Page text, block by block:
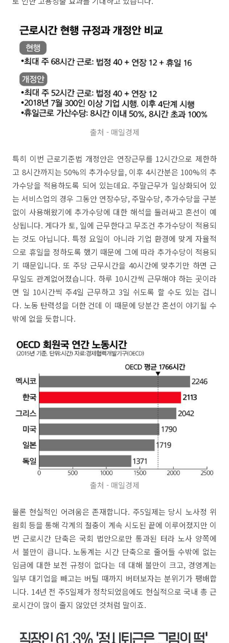
출처 - 매일경제
특히 이번 근로기준법 개정안은 연장근무를 12시간으로 제한하
고 8시간까지는 50%의 추가수당을, 이후 4시간분은 100%의 추
가수당을 적용하도록 되어 있는데요. 주말근무가 일상화되어 있
는 서비스업의 경우 그동안 연장수당, 주말수당, 추가수당을 구분
없이 사용해왔기에 추가수당에 대한 해석을 둘러싸고 혼선이 예
상됩니다. 게다가 토, 일에 근무한다고 무조건 추가수당이 적용되
는 것도 아닙니다. 특정 요일이 아니라 기업 환경에 맞게 자율적
으로 휴일을 정하도록 했기 때문에 그에 따라 추가수당이 적용되
기 때문입니다. 또 주당 근무시간을 40시간에 맞추기만 하면 근
무일도 관계없어졌습니다. 하루 10시간씩 근무해야 하는 곳이라
면 일 10시간씩 주4일 근무하고 3일 쉬도록 할 수도 있는 겁니
다. 노동 탄력성을 더한 건데 이 때문에 당분간 혼선이 야기될 수
밖에 없을 듯합니다.
출처 - 매일경제
물론 현실적인 어려움은 존재합니다. 주5일제는 당시 노사정 위
원회 등을 통해 각계의 절충이 계속 시도된 끝에 이루어졌지만 이
번 근로시간 단축은 국회 법안으로만 통과된 터라 노사 양쪽에
서 불만이 큽니다. 노동계는 시간 단축으로 줄어들 수밖에 없는
임금에 대한 보전 규정이 없다는 데 대해 불만이 크고, 경영계는
일부 대기업을 빼고는 버틸 때까지 버텨보자는 분위기가 팽배합
니다. 14년 전 주5일제가 정착되었음에도 현실적으로 국내 총 근
로시간이 많이 줄지 않았던 것처럼 말이죠.